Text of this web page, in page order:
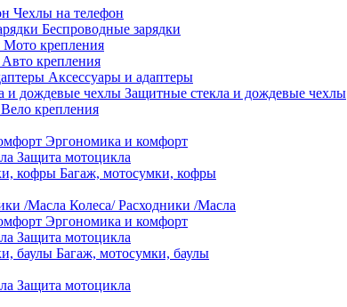
Чехлы на телефон
Беспроводные зарядки
Мото крепления
Авто крепления
Аксессуары и адаптеры
Защитные стекла и дождевые чехлы
Вело крепления
Эргономика и комфорт
Защита мотоцикла
Багаж, мотосумки, кофры
Колеса/ Расходники /Масла
Эргономика и комфорт
Защита мотоцикла
Багаж, мотосумки, баулы
Защита мотоцикла